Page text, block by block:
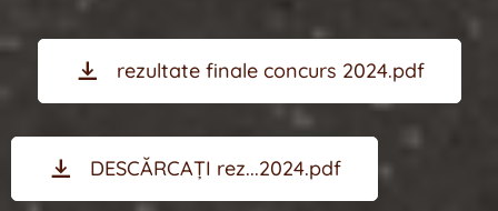
rezultate finale concurs 2024.pdf
DESCĂRCAȚI rez...2024.pdf